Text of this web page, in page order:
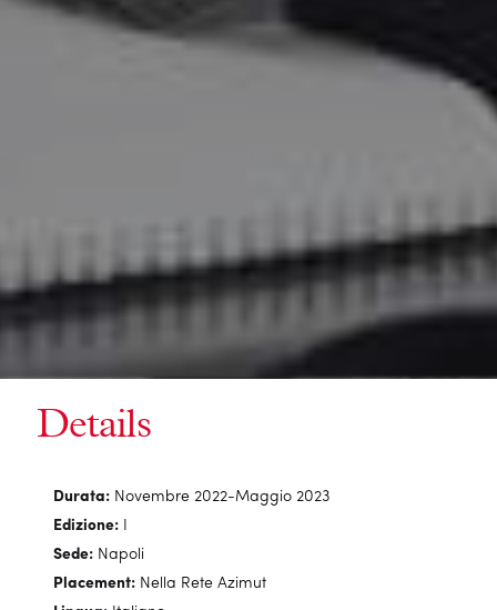
Details
Durata: Novembre 2022-Maggio 2023
Edizione:
Sede: Napoli
Placement: Nella Rete Azimut